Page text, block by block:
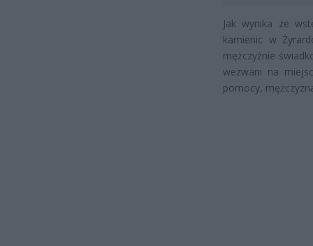
Jak wynika ze
kamienic w
mężczyźnie
wezwani na
pomocy,